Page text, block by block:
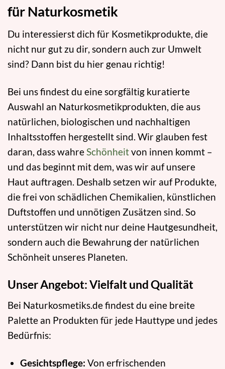
für Naturkosmetik
Du interessierst dich für Kosmetikprodukte, die
nicht nur gut zu dir, sondern auch zur Umwelt
sind? Dann bist du hier genau richtig!
Bei uns findest du eine sorgfältig kuratierte
Auswahl an Naturkosmetikprodukten, die aus
natürlichen, biologischen und nachhaltigen
Inhaltsstoffen hergestellt sind. Wir glauben fest
daran, dass wahreSchönheitvon innen kommt –
und das beginnt mit dem, was wir auf unsere
Haut auftragen. Deshalb setzen wir auf Produkte,
die frei von schädlichen Chemikalien, künstlichen
Duftstoffen und unnötigen Zusätzen sind. So
unterstützen wir nicht nur deine Hautgesundheit,
sondern auch die Bewahrung der natürlichen
Schönheit unseres Planeten.
Unser Angebot: Vielfalt und Qualität
Bei Naturkosmetiks.de findest du eine breite
Palette an Produkten für jede Hauttype und jedes
Bedürfnis:
Gesichtspflege: Von erfrischenden